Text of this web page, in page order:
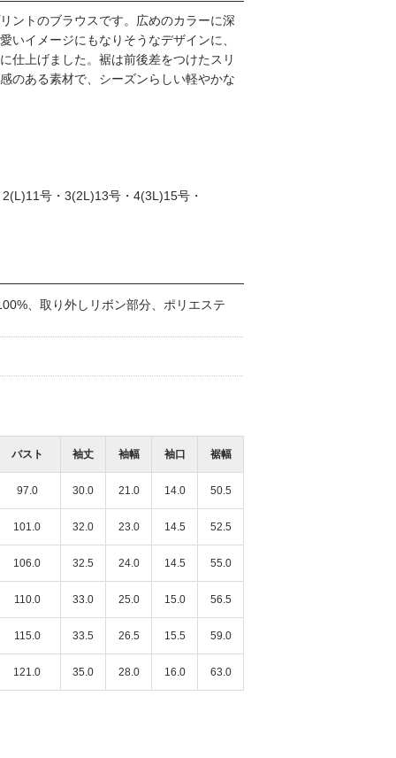
ントのブラウスです。広めのカラーに深
いイメージにもなりそうなデザインに、
仕上げました。裾は前後差をつけたスリ
のある素材で、シーズンらしい軽やかな
号・3(2L)13号・4(3L)15号・
、取り外しリボン部分、ポリエステ
バスト 袖丈 袖幅 袖口 裾幅
97.0 30.0 21.0 14.0 50.5
101.0 32.0 23.0 14.5 52.5
106.0 32.5 24.0 14.5 55.0
110.0 33.0 25.0 15.0 56.5
115.0 33.5 26.5 15.5 59.0
121.0 35.0 28.0 16.0 63.0